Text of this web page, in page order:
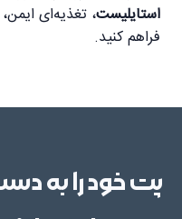
استایلیست، تغذیه‌ای
فراهم کنید.
پت خود را به